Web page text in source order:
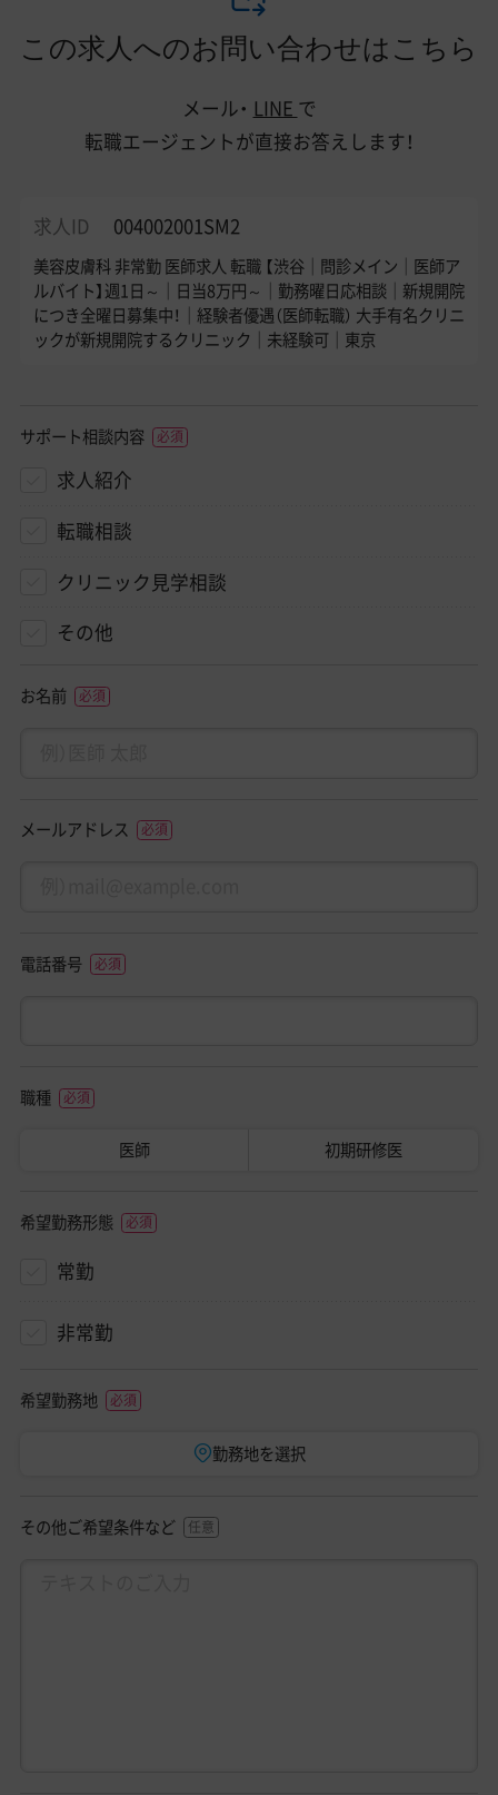
この求人へのお問い合わせはこちら
メール・ LINE で
転職エージェントが直接お答えします！
求人ID 004002001SM2
美容皮膚科 非常勤 医師求人 転職 【渋谷｜問診メイン｜医師ア
ルバイト】週1日～｜日当8万円～｜勤務曜日応相談｜新規開院
につき全曜日募集中！｜経験者優遇（医師転職） 大手有名クリニ
ックが新規開院するクリニック｜未経験可｜東京
サポート相談内容
求人紹介
転職相談
クリニック見学相談
その他
お名前
メールアドレス
電話番号
職種
医師 初期研修医
希望勤務形態
常勤
非常勤
希望勤務地
勤務地を選択
その他ご希望条件など